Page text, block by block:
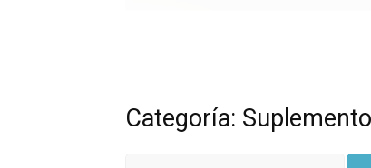
Categoría: Suplemento